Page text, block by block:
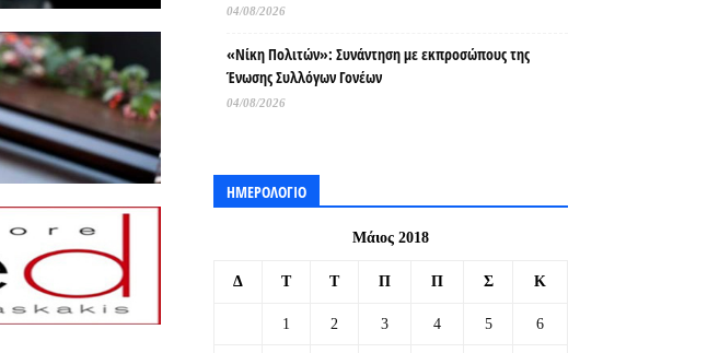
04/08/2026
«Νίκη Πολιτών»: Συνάντηση με εκπροσώπους της
Ένωσης Συλλόγων Γονέων
04/08/2026
ΗΜΕΡΟΛΟΓΙΟ
Μάιος 2018
Δ Τ Τ Π Π Σ Κ
1 2 3 4 5 6